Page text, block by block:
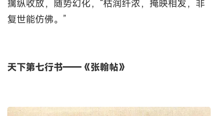
擒纵收放，随势幻化，“枯润纤浓，掩映相发，非
复世能仿佛。”
天下第七行书——《张翰帖》